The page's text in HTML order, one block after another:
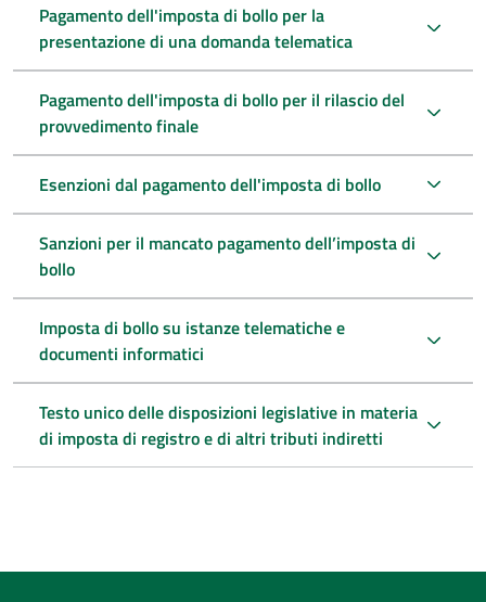
Pagamento dell'imposta di bollo per la
presentazione di una domanda telematica
Pagamento dell'imposta di bollo per il rilascio del
provvedimento finale
Esenzioni dal pagamento dell'imposta di bollo
Sanzioni per il mancato pagamento dell’imposta di
bollo
Imposta di bollo su istanze telematiche e
documenti informatici
Testo unico delle disposizioni legislative in materia
di imposta di registro e di altri tributi indiretti